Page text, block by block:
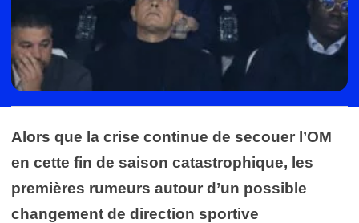
Alors que la crise continue de secouer l’OM
en cette fin de saison catastrophique, les
premières rumeurs autour d’un possible
changement de direction sportive